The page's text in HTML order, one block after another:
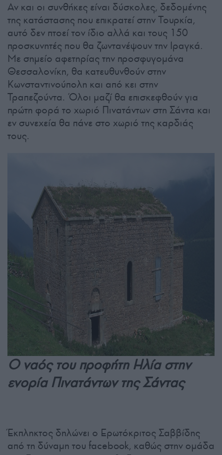
Αν και οι συνθήκες είναι δύσκολες, δεδομένης
της κατάστασης που επικρατεί στην Τουρκία,
αυτό δεν πτοεί τον ίδιο αλλά και τους 150
προσκυνητές που θα ζωντανέψουν την Ιραγκά.
Με σημείο αφετηρίας την προσφυγομάνα
Θεσσαλονίκη, θα κατευθυνθούν στην
Κωνσταντινούπολη και από κει στην
Τραπεζούντα. Όλοι μαζί θα επισκεφθούν για
πρώτη φορά το χωριό Πινατάντων στη Σάντα και
εν συνεχεία θα πάνε στο χωριό της καρδιάς
τους.
Ο ναός του προφήτη Ηλία στην
ενορία Πινατάντων της Σάντας
Έκπληκτος δηλώνει ο Ερωτόκριτος Σαββίδης
από τη δύναμη του facebook, καθώς στην ομάδα